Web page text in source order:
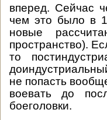
вперед. Сейчас
чем это было в
новые
пространство).
то
не попасть
воевать до
боеголовки.